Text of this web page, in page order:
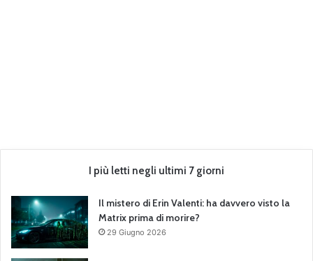
I più letti negli ultimi 7 giorni
Il mistero di Erin Valenti: ha davvero visto la
Matrix prima di morire?
29 Giugno 2026